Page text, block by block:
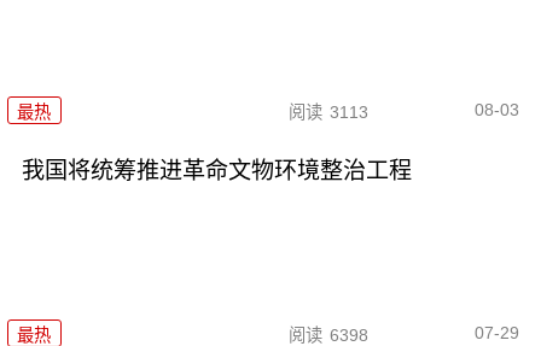
最热 阅读 3113 08-03
我国将统筹推进革命文物环境整治工程
最热 阅读 6398 07-29